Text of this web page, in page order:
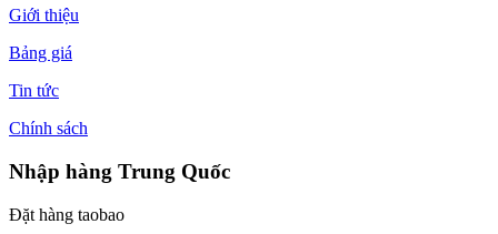
Giới thiệu
Bảng giá
Tin tức
Chính sách
Nhập hàng Trung Quốc
Đặt hàng taobao